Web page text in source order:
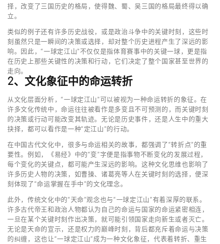
择，改变了三国历史的格局，使得魏、蜀、吴三国的格局最终得以确
立。
类似的例子还有许多历史战役，或是政治斗争中的关键时刻，这些时
刻虽然只是一瞬间的决策或选择，却对整个历史进程产生了深远的影
响。因此，“一球定江山”不仅仅是指体育赛事中的关键一球，更是指
在历史上那些关键性的决策和行动，它们决定了整个国家甚至世界的
走向。
2、文化象征中的命运转折
从文化层面分析，“一球定江山”可以被视为一种命运转折的象征。在
许多文化传统中，命运往往被看作是多变且不可预测的，而关键时刻
的决策或行动可能改变其轨迹。无论是历史事件，还是人生中的重大
抉择，都可以看作是一种“定江山”的行动。
在中国古代文化中，很多与命运相关的故事，都强调了“转折点”的重
要性。例如，《易经》中的“变”字便是指事物不断变化的发展过程，
每个变化的关键点，都可能产生深远的影响。这种文化思维也影响了
许多历史人物的决策，如曹操、诸葛亮等人在关键时刻的选择，便深
刻体现了“命运掌握在手中”的文化理念。
此外，传统文化中的“天命”观念也与“一球定江山”有着深厚的联系。
许多古代帝王和政治人物都认为自己的命运与国家的命运紧密相连，
一旦在某个关键时刻作出决策，就可能引领国家走向新生或者灭亡。
无论是天命的宣示，还是权力的巅峰时刻，背后都充斥着命运与决策
的纠缠，这也让“一球定江山”成为一种文化象征，代表着转折、重生